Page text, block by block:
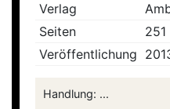
Verlag
Seiten
251
Veröffentlichung
Handlung: ...